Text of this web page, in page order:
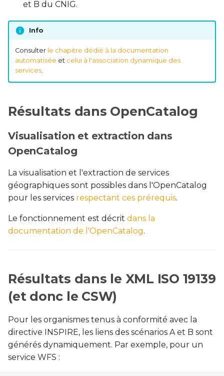
o
e
a
r
e
c
h
r
e
Éditer par lot
Identification
Histoire
Géographie
CGU
Ressources
Contacts
Avancé
Mettre en forme les
textes
Exporter les données en
tableur
Mots-clés
Thématiques
Notes des versions
Table des figures
et B du CNIG.
Info
Consulter le chapitre dédié à la documentation
automatisée et celui à l'association dynamique des
services.
Résultats dans OpenCatalog
Visualisation et extraction dans
OpenCatalog
La visualisation et l'extraction de services
géographiques sont possibles dans l'OpenCatalog
pour les services respectant ces prérequis.
Le fonctionnement est décrit dans la
documentation de l'OpenCatalog.
Résultats dans le XML ISO 19139
(et donc le CSW)
Pour les organismes tenus à conformité avec la
directive INSPIRE, les liens des scénarios A et B sont
générés dynamiquement. Par exemple, pour un
service WFS :